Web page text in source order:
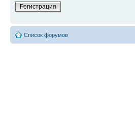
Регистрация
Список форумов